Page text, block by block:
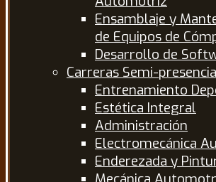
Ensamblaje y
de Equipos de
Desarrollo de
Carreras Semi-
Entrenamiento
Estética Integral
Administración
Electromecánica
Enderezada y